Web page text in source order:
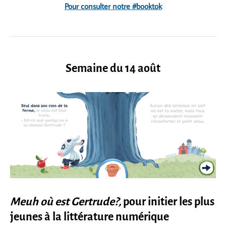
Pour consulter notre #booktok
Semaine du 14 août
Meuh où est Gertrude?, pour initier les plus
jeunes à la littérature numérique